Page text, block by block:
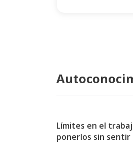
Límites en el
ponerlos sin sentir